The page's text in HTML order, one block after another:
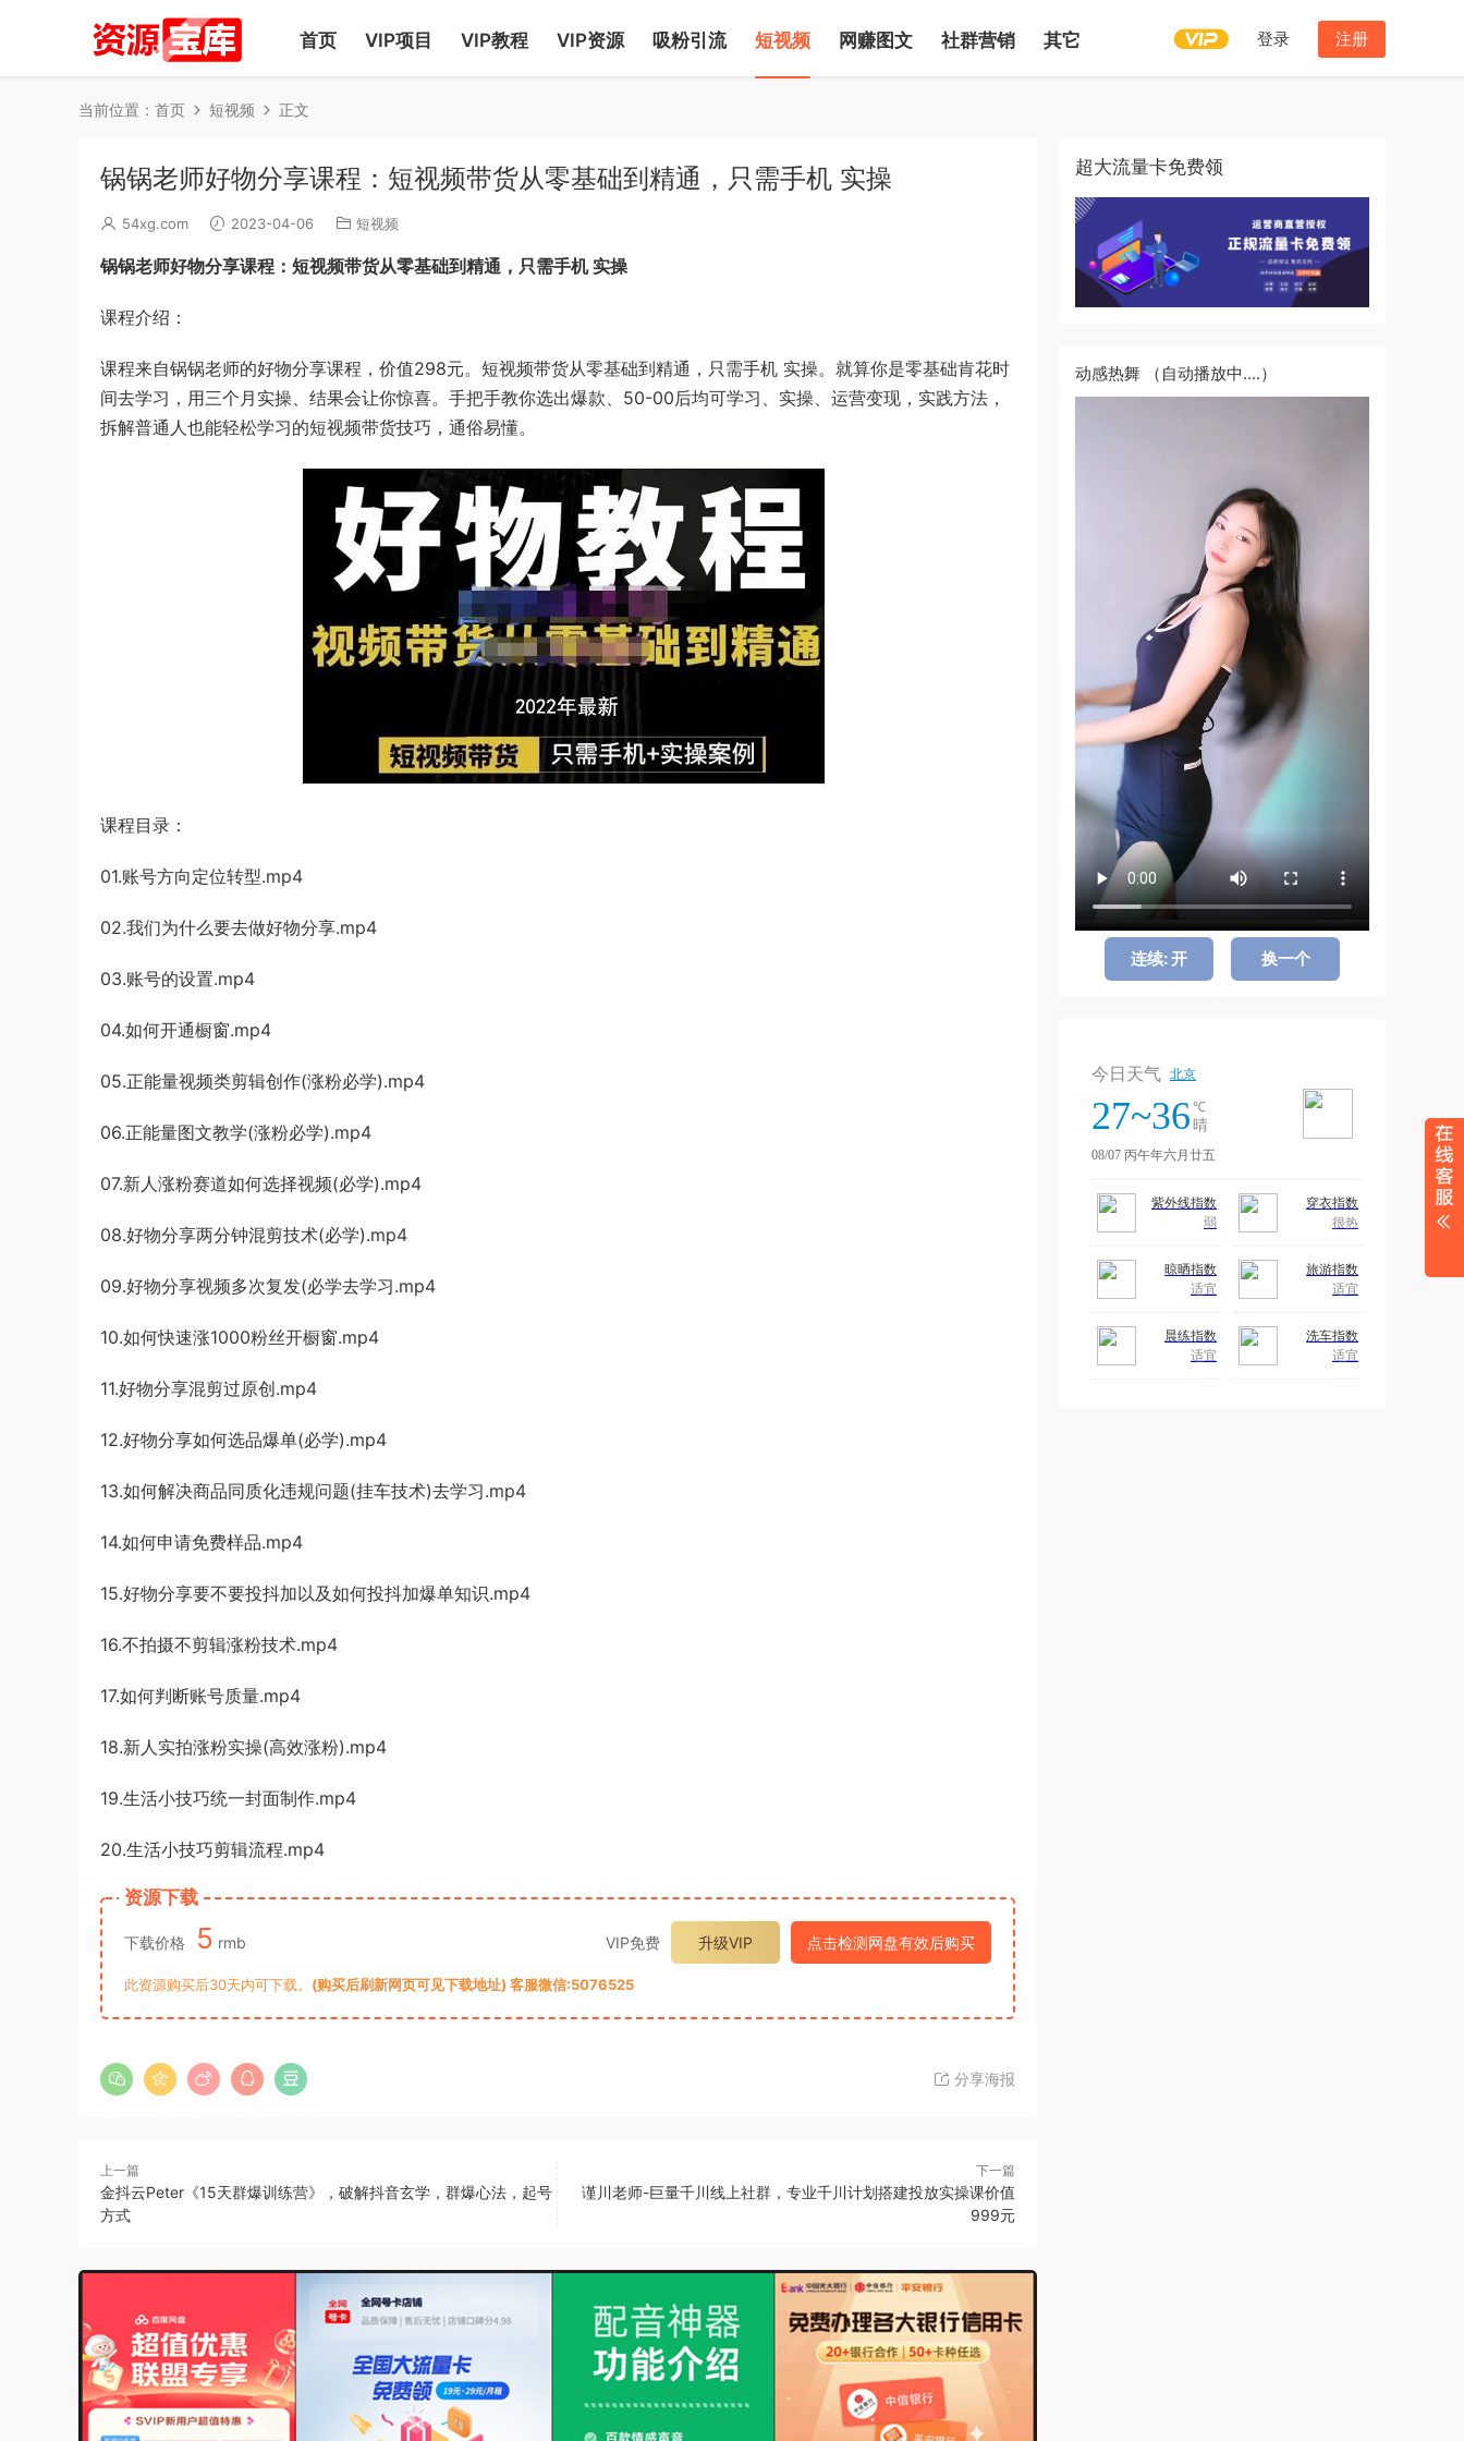
首页 VIP项目 VIP教程 VIP资源 吸粉引流 短视频 网赚图文 社群营销 其它 登录 注册
当前位置： 首页 短视频 正文
锅锅老师好物分享课程：短视频带货从零基础到精通，只需手机 实操
54xg.com 2023-04-06 短视频
锅锅老师好物分享课程：短视频带货从零基础到精通，只需手机 实操
课程介绍：
课程来自锅锅老师的好物分享课程，价值298元。短视频带货从零基础到精通，只需手机 实操。就算你是零基础肯花时
间去学习，用三个月实操、结果会让你惊喜。手把手教你选出爆款、50-00后均可学习、实操、运营变现，实践方法，
拆解普通人也能轻松学习的短视频带货技巧，通俗易懂。
课程目录：
01.账号方向定位转型.mp4
02.我们为什么要去做好物分享.mp4
03.账号的设置.mp4
04.如何开通橱窗.mp4
05.正能量视频类剪辑创作(涨粉必学).mp4
06.正能量图文教学(涨粉必学).mp4
07.新人涨粉赛道如何选择视频(必学).mp4
08.好物分享两分钟混剪技术(必学).mp4
09.好物分享视频多次复发(必学去学习.mp4
10.如何快速涨1000粉丝开橱窗.mp4
11.好物分享混剪过原创.mp4
12.好物分享如何选品爆单(必学).mp4
13.如何解决商品同质化违规问题(挂车技术)去学习.mp4
14.如何申请免费样品.mp4
15.好物分享要不要投抖加以及如何投抖加爆单知识.mp4
16.不拍摄不剪辑涨粉技术.mp4
17.如何判断账号质量.mp4
18.新人实拍涨粉实操(高效涨粉).mp4
19.生活小技巧统一封面制作.mp4
20.生活小技巧剪辑流程.mp4
资源下载
下载价格 5 rmb VIP免费 升级VIP 点击检测网盘有效后购买
此资源购买后30天内可下载。 (购买后刷新网页可见下载地址) 客服微信:5076525
分享海报
上一篇
金抖云Peter《15天群爆训练营》，破解抖音玄学，群爆心法，起号
方式
下一篇
谨川老师-巨量千川线上社群，专业千川计划搭建投放实操课价值
999元
超大流量卡免费领
动感热舞 （自动播放中....）
连续: 开 换一个